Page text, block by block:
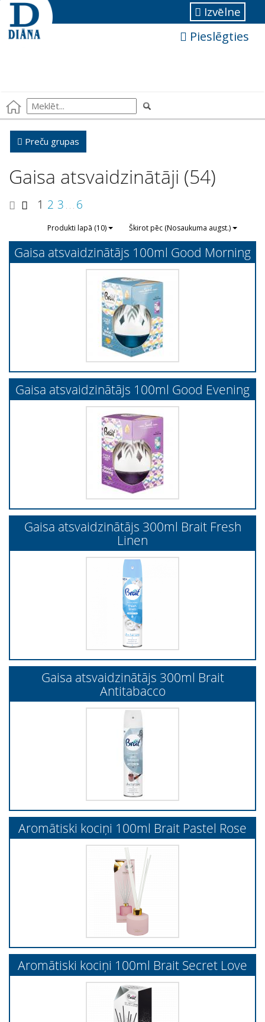
Izvēlne
Pieslēgties
Preču grupas
Gaisa atsvaidzinātāji (54)
1 2 3 . . . 6
Produkti lapā (10) Škirot pēc (Nosaukuma augst.)
Gaisa atsvaidzinātājs 100ml Good Morning
Gaisa atsvaidzinātājs 100ml Good Evening
Gaisa atsvaidzinātājs 300ml Brait Fresh
Linen
Gaisa atsvaidzinātājs 300ml Brait
Antitabacco
Aromātiski kociņi 100ml Brait Pastel Rose
Aromātiski kociņi 100ml Brait Secret Love